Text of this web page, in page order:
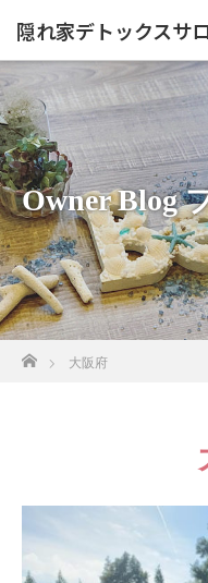
隠れ家デトックスサ
Owner Blog
ホーム
大阪府